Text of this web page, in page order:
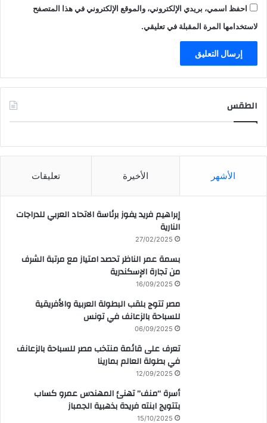
احفظ اسمي، بريدي الإلكتروني، والموقع الإلكتروني في هذا المتصفح
لاستخدامها المرة المقبلة في تعليقي.
الطقس
الأشهر الأخيرة تعليقات
إبراهيم فريد يفوز برئاسة الاتحاد العربي للدراجات
النارية
27/02/2025
بسمة عمر الناظر تحصد امتياز مع مرتبة الشرف
من تجارة الإسكندرية
16/09/2025
مصر تتوج بلقب البطولة العربية والأفريقية
للسباحة بالزعانف في تونس
06/09/2025
تعرف على قائمة منتخب مصر للسباحة بالزعانف
في بطولة العالم بمارينا
12/09/2025
أسرة “منف” تهنئ المهندس عمرو كساب
بتتويج ابنته فريدة بذهبية الجمباز
15/10/2025